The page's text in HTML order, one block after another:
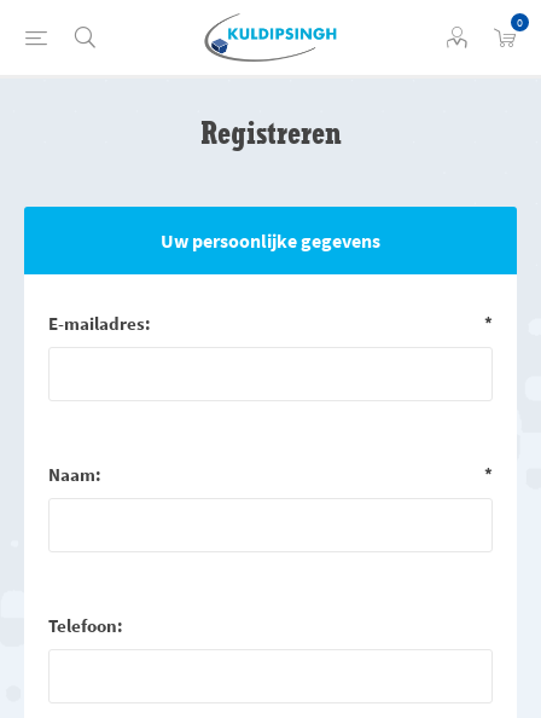
0
Registreren
Uw persoonlijke gegevens
E-mailadres: *
Naam: *
Telefoon: